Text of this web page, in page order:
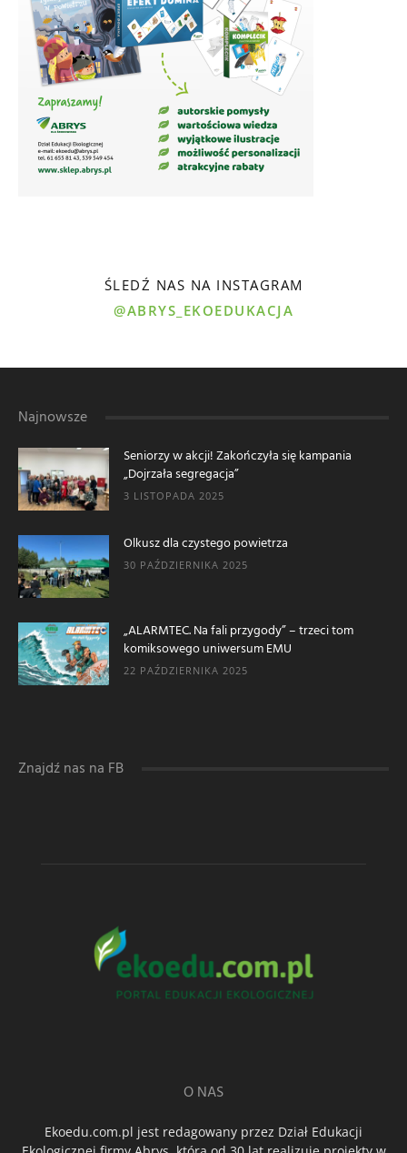
ŚLEDŹ NAS NA INSTAGRAM
@ABRYS_EKOEDUKACJA
Najnowsze
Seniorzy w akcji! Zakończyła się kampania
„Dojrzała segregacja”
3 LISTOPADA 2025
Olkusz dla czystego powietrza
30 PAŹDZIERNIKA 2025
„ALARMTEC. Na fali przygody” – trzeci tom
komiksowego uniwersum EMU
22 PAŹDZIERNIKA 2025
Znajdź nas na FB
O NAS
Ekoedu.com.pl jest redagowany przez Dział Edukacji